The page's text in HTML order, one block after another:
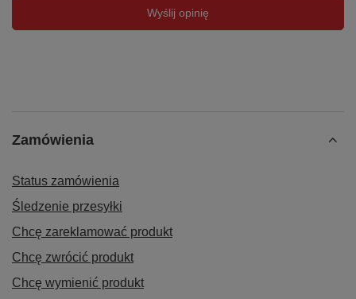
Wyślij opinię
Zamówienia
Status zamówienia
Śledzenie przesyłki
Chcę zareklamować produkt
Chcę zwrócić produkt
Chcę wymienić produkt